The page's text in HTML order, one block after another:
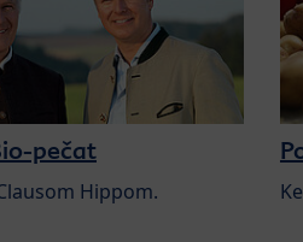
pečat
Hippom.